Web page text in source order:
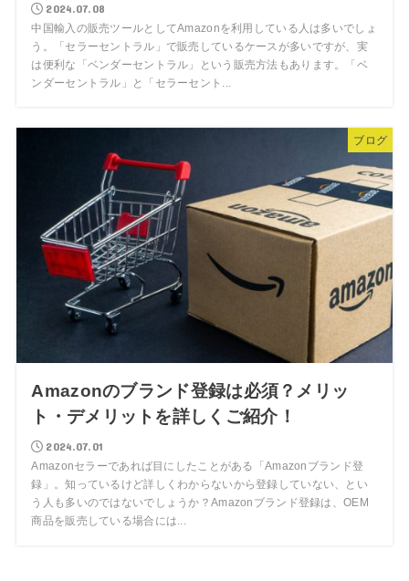
2024.07.08
中国輸入の販売ツールとしてAmazonを利用している人は多いでしょ
う。「セラーセントラル」で販売しているケースが多いですが、実
は便利な「ベンダーセントラル」という販売方法もあります。「ベ
ンダーセントラル」と「セラーセント...
ブログ
Amazonのブランド登録は必須？メリッ
ト・デメリットを詳しくご紹介！
2024.07.01
Amazonセラーであれば目にしたことがある「Amazonブランド登
録」。知っているけど詳しくわからないから登録していない、とい
う人も多いのではないでしょうか？Amazonブランド登録は、OEM
商品を販売している場合には...